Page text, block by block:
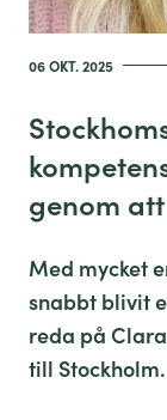
06 OKT. 2025
genom
Med mycket
snabbt blivit
reda på
till Stockholm.